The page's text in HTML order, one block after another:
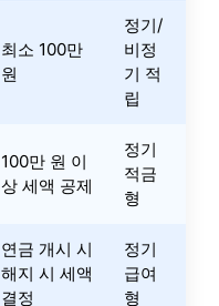
최소 100만
원
정기/
비정
기 적
립
100만 원 이
상 세액 공제
정기
적금
형
연금 개시 시
해지 시 세액
결정
정기
급여
형